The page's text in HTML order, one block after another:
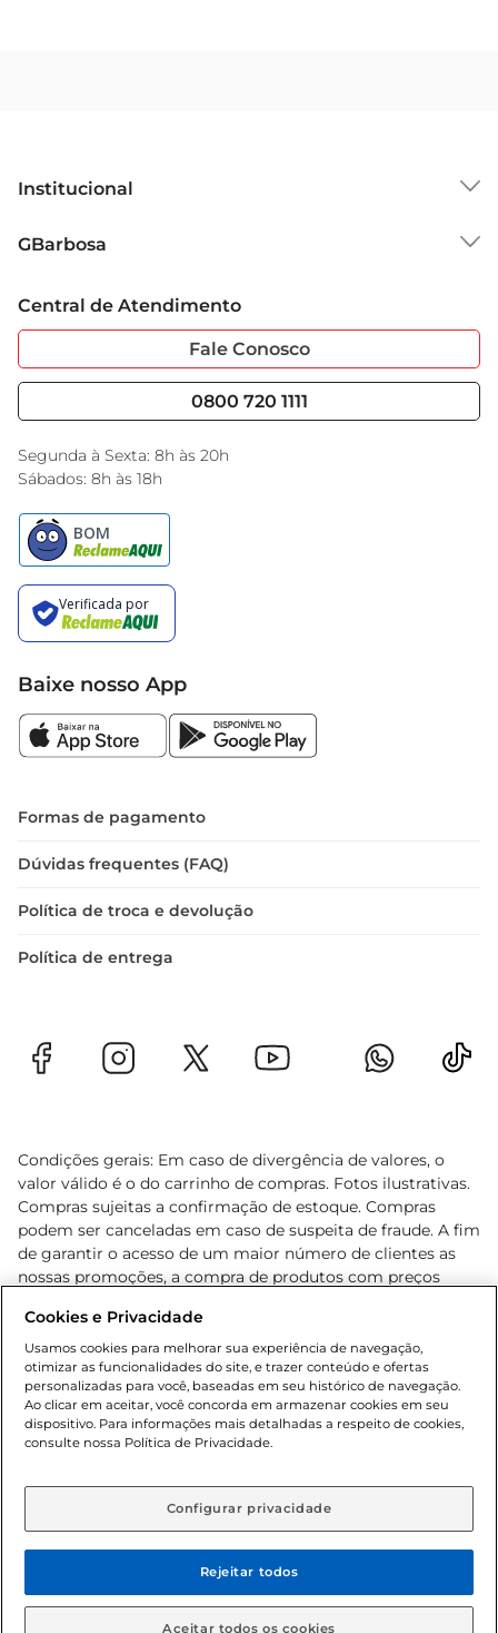
Institucional
Grupo Cencosud
Sobre Privacidade
Portal do Fornecedo
Nossas Lojas
GBarbosa
Garantia Estendida
Serviços
Black Friday
Encarte do Dia
Central de Atendimento
Fale Conosco
0800 720 1111
Segunda à Sexta: 8h às 20h
Sábados: 8h às 18h
Baixe nosso App
Formas de pagamento
Dúvidas frequentes (FAQ)
Política de troca e devolução
Política de entrega
Condições gerais: Em caso de divergência de valores, o
valor válido é o do carrinho de compras. Fotos ilustrativas.
Compras sujeitas a confirmação de estoque. Compras
podem ser canceladas em caso de suspeita de fraude. A fim
de garantir o acesso de um maior número de clientes as
nossas promoções, a compra de produtos com preços
cliente. Os preços, ofertas e condições são exclusivos para
o e-commerce e válidos durante o dia de hoje, podendo
sofrer alterações sem prévia notificação. Proibida a venda
de bebidas alcoólicas para menores de 18 anos, conforme
Lei n.º 8069/90, art. 81, inciso II (Estatuto da Criança e do
Adolescente). Preços e condições exclusivos para o
aviso prévio. O valor mínimo para as compras on-line é de
© 2026 Copyright. Todos os direitos
Cookies e Privacidade
Usamos cookies para melhorar sua experiência de navegação,
otimizar as funcionalidades do site, e trazer conteúdo e ofertas
personalizadas para você, baseadas em seu histórico de navegação.
Ao clicar em aceitar, você concorda em armazenar cookies em seu
dispositivo. Para informações mais detalhadas a respeito de cookies,
consulte nossa Política de Privacidade.
Configurar privacidade
Rejeitar todos
Aceitar todos os cookies